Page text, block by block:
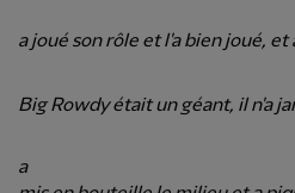
a joué son rôle et l'a bien joué,
Big Rowdy était un géant, il n'a
a